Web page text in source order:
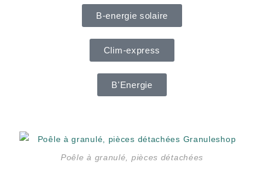
B-energie solaire
Clim-express
B'Energie
Poêle à granulé, pièces détachées